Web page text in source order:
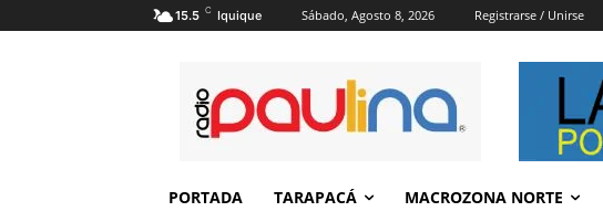
15.5 C Iquique Sábado, Agosto 8, 2026 Registrarse / Unirse
PORTADA TARAPACÁ MACROZONA NORTE